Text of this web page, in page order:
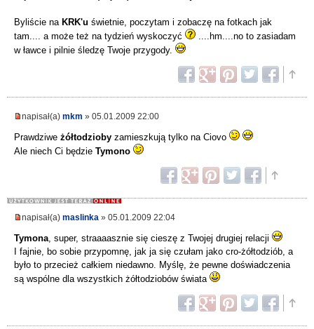
Byliście na KRK'u świetnie, poczytam i zobaczę na fotkach jak
tam.... a może też na tydzień wyskoczyć
....hm....no to zasiadam
w ławce i pilnie śledzę Twoje przygody.
napisał(a) mkm » 05.01.2009 22:00
Prawdziwe żółtodzioby zamieszkują tylko na Ciovo
Ale niech Ci będzie Tymono
napisał(a) maslinka » 05.01.2009 22:04
Tymona , super, straaaasznie się cieszę z Twojej drugiej relacji
I fajnie, bo sobie przypomnę, jak ja się czułam jako cro-żółtodziób, a
było to przecież całkiem niedawno. Myślę, że pewne doświadczenia
są wspólne dla wszystkich żółtodziobów świata